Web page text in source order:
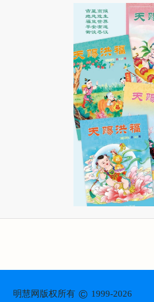
明慧网版权所有© 1999-2026